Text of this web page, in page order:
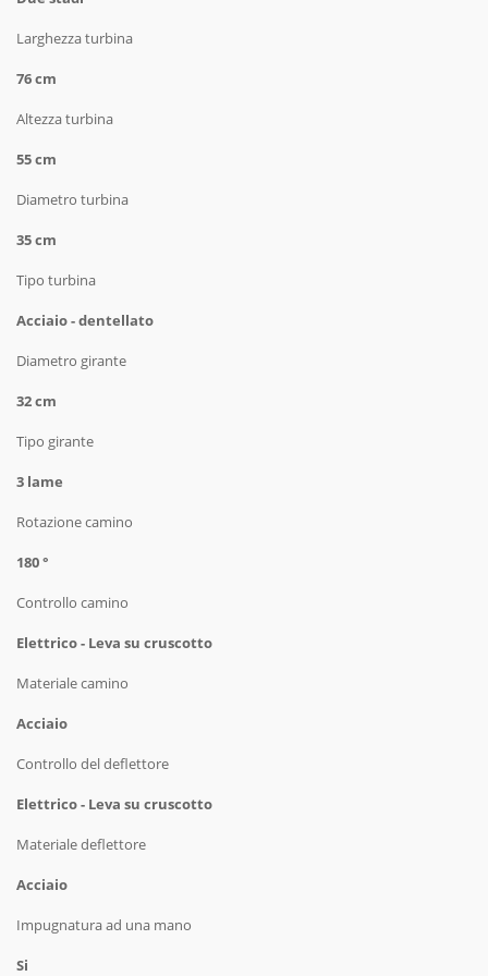
Larghezza turbina
76 cm
Altezza turbina
55 cm
Diametro turbina
35 cm
Tipo turbina
Acciaio - dentellato
Diametro girante
32 cm
Tipo girante
3 lame
Rotazione camino
180 °
Controllo camino
Elettrico - Leva su cruscotto
Materiale camino
Acciaio
Controllo del deflettore
Elettrico - Leva su cruscotto
Materiale deflettore
Acciaio
Impugnatura ad una mano
Si